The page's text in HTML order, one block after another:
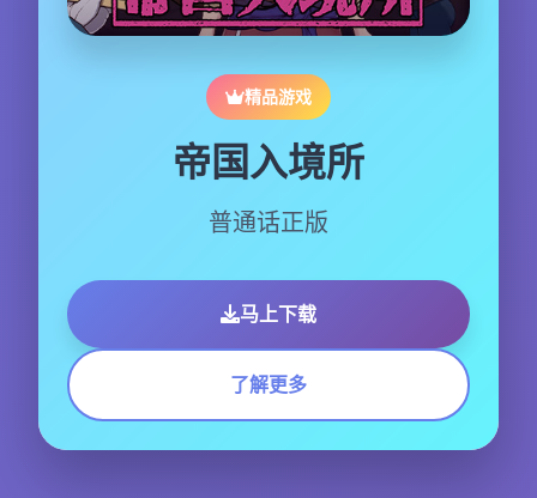
精品游戏
帝国入境所
普通话正版
马上下载
了解更多